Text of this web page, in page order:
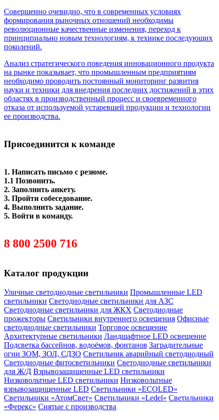
Совершенно очевидно, что в современных условиях
формирования рыночных отношений необходимы
революционные качественные изменения, переход к
принципиально новым технологиям, к технике последующих
поколений.
Анализ стратегического поведения инновационного продукта
на рынке показывает, что промышленным предприятиям
необходимо проводить постоянный мониторинг развития
науки и техники для внедрения последних достижений в этих
областях в производственный процесс и своевременного
отказа от используемой устаревшей продукции и технологии
ее производства.
Присоединится к команде
1. Написать письмо с резюме.
1.1 Позвонить.
2. Заполнить анкету.
3. Пройти собеседование.
4. Выполнить задание.
5. Войти в команду.
8 800 2500 716
Каталог продукции
Уличные светодиодные светильники Промышленные LED
светильники Светодиодные светильники для АЗС
Светодиодные светильники для ЖКХ Светодиодные
прожекторы Светильники внутреннего освещения Офисные
светодиодные светильники Торговое освещение
Архитектурные светильники Ландшафтное LED освещение
Подсветка бассейнов, водоёмов, фонтанов Заградительные
огни ЗОМ, ЗОЛ, СДЗО Светильник аварийный светодиодный
Светодиодные фитосветильники Светодиодные светильники
для Ж/Д Взрывозащищенные LED светильники
Низковольтные LED светильники Низковольтные
взрывозащищенные LED Светильники «ECOLED»
Светильники «АтомСвет» Светильники «Ledel» Светильники
«Ферекс» Снятые с производства